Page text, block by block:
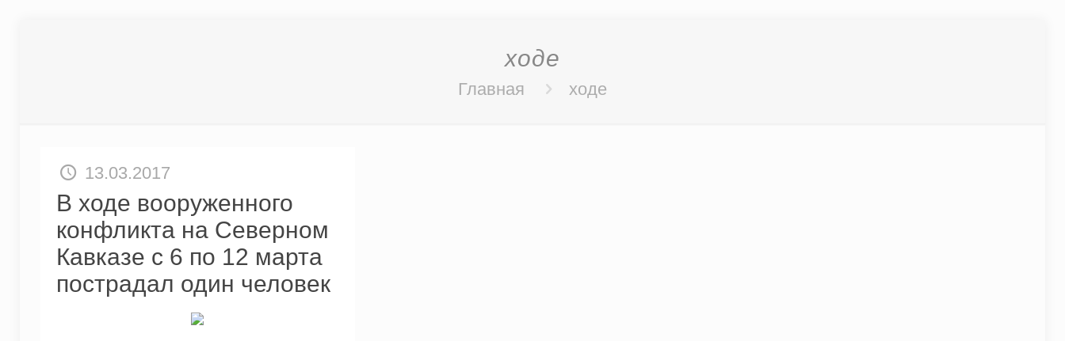
ходе
Главная ходе
13.03.2017
В ходе вооруженного
конфликта на Северном
Кавказе с 6 по 12 марта
пострадал один человек